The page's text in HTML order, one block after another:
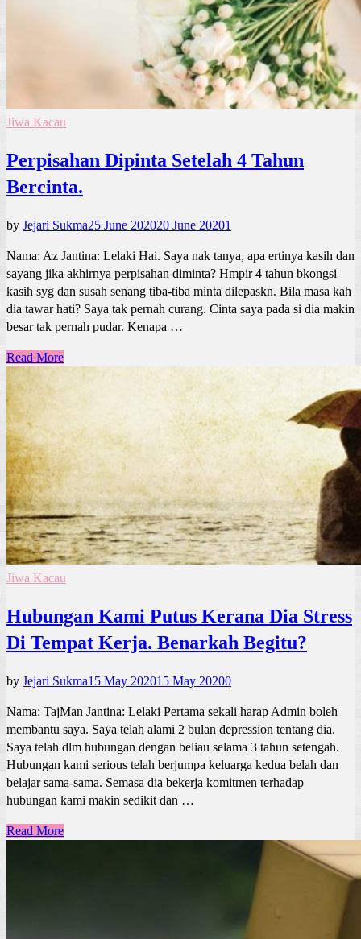
Jiwa Kacau
Perpisahan Dipinta Setelah 4 Tahun
Bercinta.
by Jejari Sukma25 June 202020 June 20201
Nama: Az Jantina: Lelaki Hai. Saya nak tanya, apa ertinya kasih dan
sayang jika akhirnya perpisahan diminta? Hmpir 4 tahun bkongsi
kasih syg dan susah senang tiba-tiba minta dilepaskn. Bila masa kah
dia tawar hati? Saya tak pernah curang. Cinta saya pada si dia makin
besar tak pernah pudar. Kenapa …
Read More
Jiwa Kacau
Hubungan Kami Putus Kerana Dia Stress
Di Tempat Kerja. Benarkah Begitu?
by Jejari Sukma15 May 202015 May 20200
Nama: TajMan Jantina: Lelaki Pertama sekali harap Admin boleh
membantu saya. Saya telah alami 2 bulan depression tentang dia.
Saya telah dlm hubungan dengan beliau selama 3 tahun setengah.
Hubungan kami serious telah berjumpa keluarga kedua belah dan
belajar sama-sama. Semasa dia bekerja komitmen terhadap
hubungan kami makin sedikit dan …
Read More